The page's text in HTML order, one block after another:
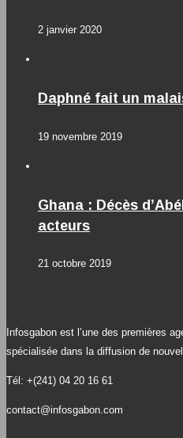
2 janvier 2020
Daphné fait un
19 novembre 2019
Ghana : Décès
acteurs
21 octobre 2019
Infosgabon est l’une des premières
spécialisée dans la diffusion de
Tél: +(241) 04 20 16 61
contact@infosgabon.com